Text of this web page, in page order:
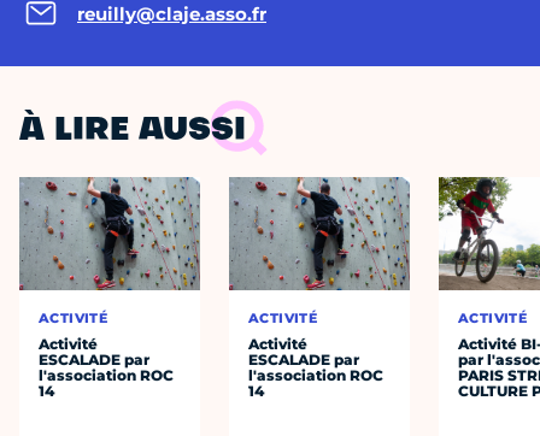
reuilly@claje.asso.fr
À LIRE AUSSI
ACTIVITÉ
Activité
ESCALADE par
l'association ROC
14
ACTIVITÉ
Activité
ESCALADE par
l'association ROC
14
ACTIVITÉ
Activité
par
PARIS
CULTURE